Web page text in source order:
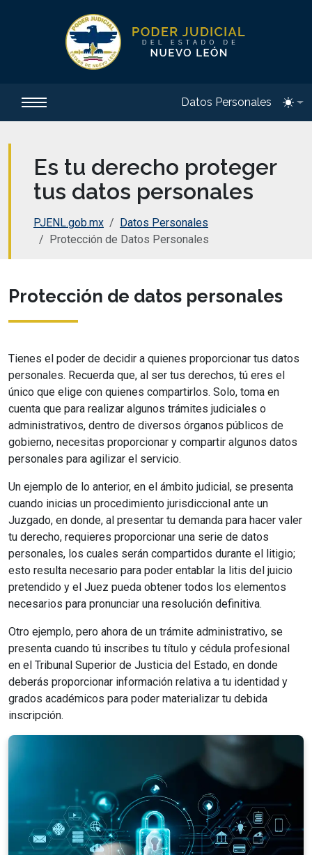
Datos Personales
Es tu derecho proteger
tus datos personales
PJENL.gob.mx
Datos Personales
Protección de Datos Personales
Protección de datos personales
Tienes el poder de decidir a quienes proporcionar tus datos
personales. Recuerda que, al ser tus derechos, tú eres el
único que elige con quienes compartirlos. Solo, toma en
cuenta que para realizar algunos trámites judiciales o
administrativos, dentro de diversos órganos públicos de
gobierno, necesitas proporcionar y compartir algunos datos
personales para agilizar el servicio.
Un ejemplo de lo anterior, en el ámbito judicial, se presenta
cuando inicias un procedimiento jurisdiccional ante un
Juzgado, en donde, al presentar tu demanda para hacer valer
tu derecho, requieres proporcionar una serie de datos
personales, los cuales serán compartidos durante el litigio;
esto resulta necesario para poder entablar la litis del juicio
pretendido y el Juez pueda obtener todos los elementos
necesarios para pronunciar una resolución definitiva.
Otro ejemplo, pero ahora de un trámite administrativo, se
presenta cuando tú inscribes tu título y cédula profesional
en el Tribunal Superior de Justicia del Estado, en donde
deberás proporcionar información relativa a tu identidad y
grados académicos para poder materializar tu debida
inscripción.